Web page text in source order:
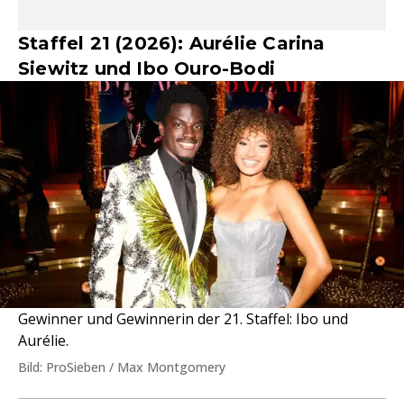
Staffel 21 (2026): Aurélie Carina
Siewitz und Ibo Ouro-Bodi
Gewinner und Gewinnerin der 21. Staffel: Ibo und
Aurélie.
Bild: ProSieben / Max Montgomery